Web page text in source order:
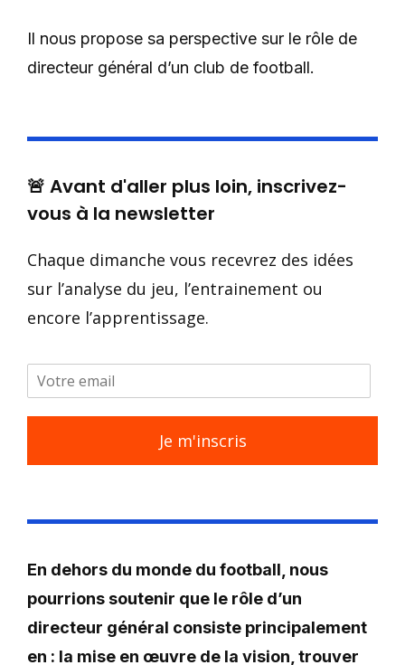
Il nous propose sa perspective sur le rôle de
directeur général d’un club de football.
🚨 Avant d'aller plus loin, inscrivez-
vous à la newsletter
Chaque dimanche vous recevrez des idées
sur l’analyse du jeu, l’entrainement ou
encore l’apprentissage.
Je m'inscris
En dehors du monde du football, nous
pourrions soutenir que le rôle d’un
directeur général consiste principalement
en : la mise en œuvre de la vision, trouver